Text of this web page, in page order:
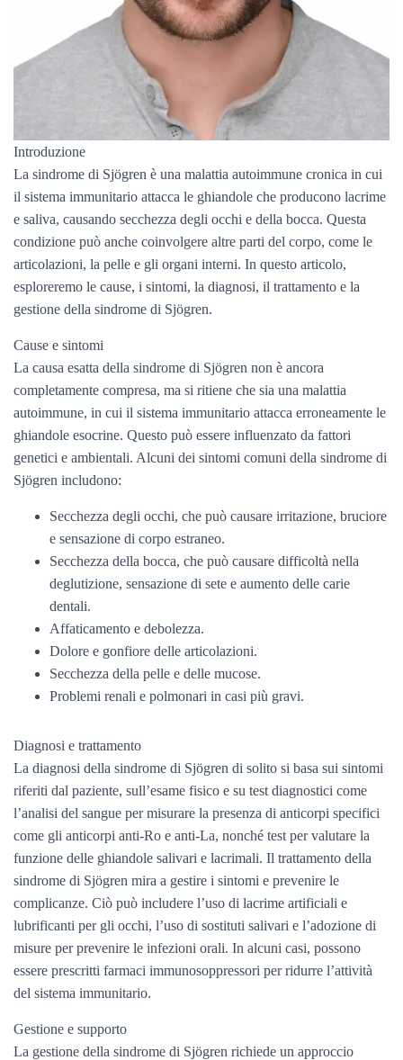
Introduzione
La sindrome di Sjögren è una malattia autoimmune cronica in cui
il sistema immunitario attacca le ghiandole che producono lacrime
e saliva, causando secchezza degli occhi e della bocca. Questa
condizione può anche coinvolgere altre parti del corpo, come le
articolazioni, la pelle e gli organi interni. In questo articolo,
esploreremo le cause, i sintomi, la diagnosi, il trattamento e la
gestione della sindrome di Sjögren.
Cause e sintomi
La causa esatta della sindrome di Sjögren non è ancora
completamente compresa, ma si ritiene che sia una malattia
autoimmune, in cui il sistema immunitario attacca erroneamente le
ghiandole esocrine. Questo può essere influenzato da fattori
genetici e ambientali. Alcuni dei sintomi comuni della sindrome di
Sjögren includono:
Secchezza degli occhi, che può causare irritazione, bruciore
e sensazione di corpo estraneo.
Secchezza della bocca, che può causare difficoltà nella
deglutizione, sensazione di sete e aumento delle carie
dentali.
Affaticamento e debolezza.
Dolore e gonfiore delle articolazioni.
Secchezza della pelle e delle mucose.
Problemi renali e polmonari in casi più gravi.
Diagnosi e trattamento
La diagnosi della sindrome di Sjögren di solito si basa sui sintomi
riferiti dal paziente, sull’esame fisico e su test diagnostici come
l’analisi del sangue per misurare la presenza di anticorpi specifici
come gli anticorpi anti-Ro e anti-La, nonché test per valutare la
funzione delle ghiandole salivari e lacrimali. Il trattamento della
sindrome di Sjögren mira a gestire i sintomi e prevenire le
complicanze. Ciò può includere l’uso di lacrime artificiali e
lubrificanti per gli occhi, l’uso di sostituti salivari e l’adozione di
misure per prevenire le infezioni orali. In alcuni casi, possono
essere prescritti farmaci immunosoppressori per ridurre l’attività
del sistema immunitario.
Gestione e supporto
La gestione della sindrome di Sjögren richiede un approccio